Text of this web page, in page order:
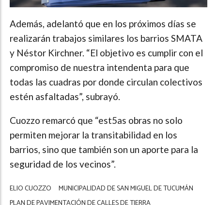
Además, adelantó que en los próximos días se
realizarán trabajos similares los barrios SMATA
y Néstor Kirchner. “El objetivo es cumplir con el
compromiso de nuestra intendenta para que
todas las cuadras por donde circulan colectivos
estén asfaltadas”, subrayó.
Cuozzo remarcó que “est5as obras no solo
permiten mejorar la transitabilidad en los
barrios, sino que también son un aporte para la
seguridad de los vecinos”.
ELIO CUOZZO
MUNICIPALIDAD DE SAN MIGUEL DE TUCUMÁN